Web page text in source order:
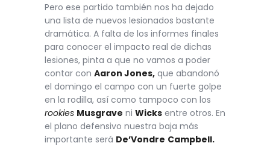
Pero ese partido también nos ha dejado
una lista de nuevos lesionados bastante
dramática. A falta de los informes finales
para conocer el impacto real de dichas
lesiones, pinta a que no vamos a poder
contar con Aaron Jones, que abandonó
el domingo el campo con un fuerte golpe
en la rodilla, así como tampoco con los
rookies Musgrave ni Wicks entre otros. En
el plano defensivo nuestra baja más
importante será De’Vondre Campbell.